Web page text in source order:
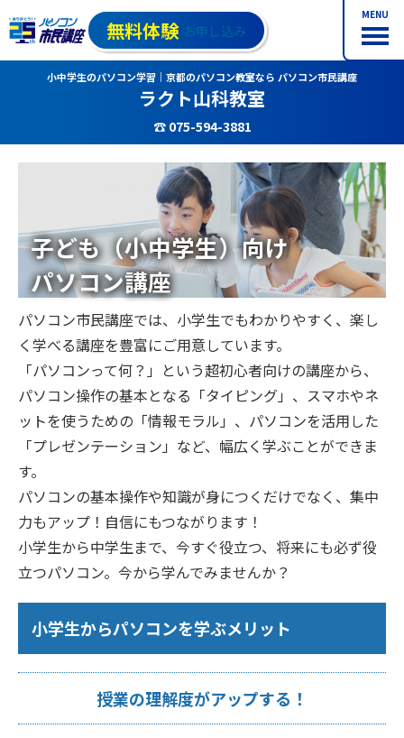
MENU
無料体験 お申し込み
小中学生のパソコン学習｜京都のパソコン教室なら パソコン市民講座
ラクト山科教室
☎ 075-594-3881
子ども（小中学生）向け
パソコン講座
パソコン市民講座では、小学生でもわかりやすく、楽し
く学べる講座を豊富にご用意しています。
「パソコンって何？」という超初心者向けの講座から、
パソコン操作の基本となる「タイピング」、スマホやネ
ットを使うための「情報モラル」、パソコンを活用した
「プレゼンテーション」など、幅広く学ぶことができま
す。
パソコンの基本操作や知識が身につくだけでなく、集中
力もアップ！自信にもつながります！
小学生から中学生まで、今すぐ役立つ、将来にも必ず役
立つパソコン。今から学んでみませんか？
小学生からパソコンを学ぶメリット
授業の理解度がアップする！